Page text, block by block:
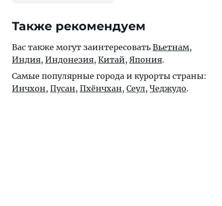
Также рекомендуем
Вас также могут заинтересовать Вьетнам,
Индия, Индонезия, Китай, Япония.
Самые популярные города и курорты страны:
Инчхон, Пусан, Пхёнчхан, Сеул, Чеджудо.